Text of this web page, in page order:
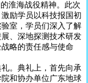
淮海战役精神。此次
励学员以科技报国初
室，学员们深入了解
、深地探测技术研发
略的责任感与使命
。典礼上，首先向承
和协办单位广东地球